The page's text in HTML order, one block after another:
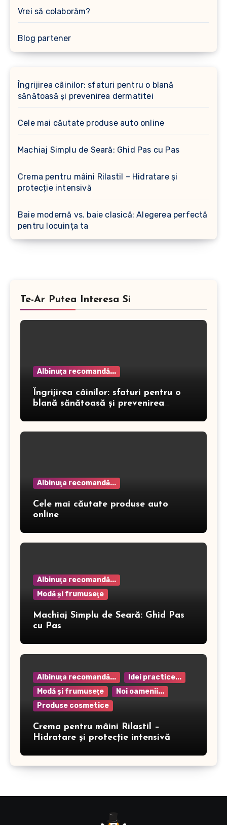
Vrei să colaborăm?
Blog partener
Îngrijirea câinilor: sfaturi pentru o blană
sănătoasă și prevenirea dermatitei
Cele mai căutate produse auto online
Machiaj Simplu de Seară: Ghid Pas cu Pas
Crema pentru mâini Rilastil – Hidratare și
protecție intensivă
Baie modernă vs. baie clasică: Alegerea perfectă
pentru locuința ta
Te-Ar Putea Interesa Si
Albinuţa recomandă...
Îngrijirea câinilor: sfaturi pentru o
blană sănătoasă și prevenirea
Albinuţa recomandă...
Cele mai căutate produse auto
online
Albinuţa recomandă...
Modă şi frumuseţe
Machiaj Simplu de Seară: Ghid Pas
cu Pas
Albinuţa recomandă...
Idei practice...
Modă şi frumuseţe
Noi oamenii...
Produse cosmetice
Crema pentru mâini Rilastil –
Hidratare și protecție intensivă